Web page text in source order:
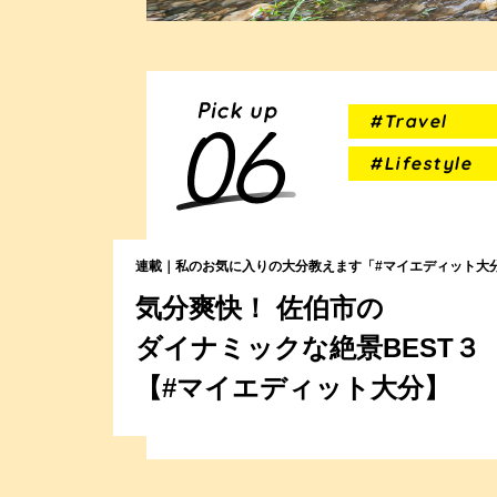
#Travel
#Lifestyle
連載｜私のお気に入りの大分教えます「#マイエディット大
気分爽快！ 佐伯市の
ダイナミックな絶景BEST３
【#マイエディット大分】